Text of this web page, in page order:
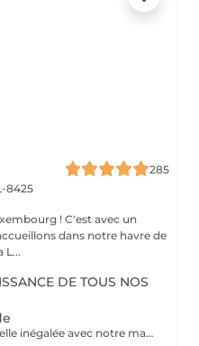
285
8425
C'est avec un
dans notre havre de
L...
DE TOUS NOS
Explorez une expérience sensorielle inégalée avec notre massage Douceur du Monde. Ce massage de luxe combine harmonieusement 106 manuvres expertes pour vous offrir un voyage de détente ultime. Les manuvres comprennent des effleurages anti-stress, des techniques ayurvédiques ancestrales de l'Inde, des mouvements de relaxation coréenne qui apportent des vibrations douces, des étirements inspirés du massage thaïlandais, des points de digitopression pour stimuler les méridiens chinois, ainsi qu'une réflexologie bienfaisante. De plus, pour votre visage, 26 manuvres d'une sophistication exquise sont réalisées.( pour le massage 2h corps & visage ) Chacun de ces gestes a été soigneusement sélectionné et exécuté pour vous permettre de vivre un moment de détente profonde, vous évader du rythme effréné de la vie quotidienne et vous immerger complètement dans la tranquillité. N'hésitez pas à découvrir nos cartes FORFAITS qui vous permettent de prolonger ces instants de bien-être à des tarifs préférentiels. Pour plus d'informations, visitez notre page Forfaits. Ce massage est aussi une idée cadeau idéale pour surprendre et faire plaisir. Pour en savoir plus, cliquez ici : https://www.oxyzen.lu Veuillez noter que ce massage est déconseillé aux femmes enceintes. Avertissement : Nos soins sont dédiés au bien-être et à la relaxation. Ils ne remplacent pas un suivi médical et ne relèvent pas de la kinésithérapie.